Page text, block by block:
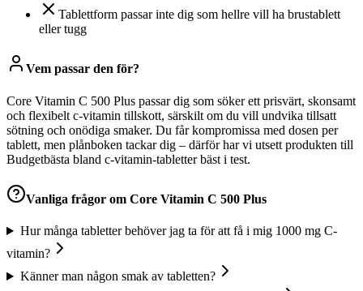
Tablettform passar inte dig som hellre vill ha brustablett
eller tugg
Vem passar den för?
Core Vitamin C 500 Plus passar dig som söker ett prisvärt, skonsamt
och flexibelt c-vitamin tillskott, särskilt om du vill undvika tillsatt
sötning och onödiga smaker. Du får kompromissa med dosen per
tablett, men plånboken tackar dig – därför har vi utsett produkten till
Budgetbästa bland c-vitamin-tabletter bäst i test.
Vanliga frågor om Core Vitamin C 500 Plus
Hur många tabletter behöver jag ta för att få i mig 1000 mg C-
vitamin?
Känner man någon smak av tabletten?